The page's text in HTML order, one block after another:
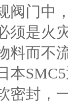
阀门中
须是火
料而不
本
密封，